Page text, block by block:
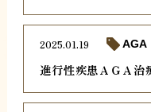
進行性疾患ＡＧＡ治
2025.01.19 AGA